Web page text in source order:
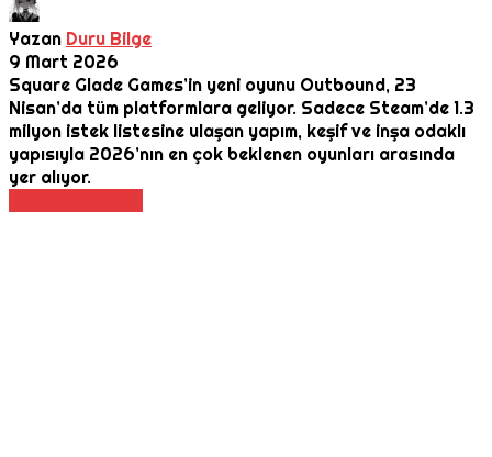
Yazan Duru Bilge
9 Mart 2026
Square Glade Games’in yeni oyunu Outbound, 23
Nisan’da tüm platformlara geliyor. Sadece Steam’de 1.3
milyon istek listesine ulaşan yapım, keşif ve inşa odaklı
yapısıyla 2026’nın en çok beklenen oyunları arasında
yer alıyor.